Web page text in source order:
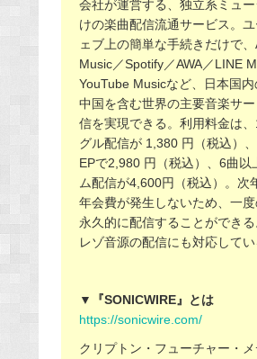
会社が運営する、独立系ミュ
けの楽曲配信流通サービス。
ェブ上の簡単な手続きだけで
Music／Spotify／AWA／LINE
YouTube Musicなど、日本国
中国を含む世界の主要音楽サ
信を実現できる。利用料金は
グル配信が 1,380 円（税込）
EPで2,980 円（税込）、6曲以
ム配信が4,600円（税込）。次
年会費が発生しないため、一
永久的に配信することができ
レゾ音源の配信にも対応してい
▼『SONICWIRE』とは
https://sonicwire.com/
クリプトン・フューチャー・